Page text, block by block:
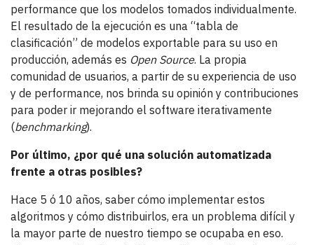
performance que los modelos tomados individualmente.
El resultado de la ejecución es una “tabla de
clasificación” de modelos exportable para su uso en
producción, además es Open Source. La propia
comunidad de usuarios, a partir de su experiencia de uso
y de performance, nos brinda su opinión y contribuciones
para poder ir mejorando el software iterativamente
(benchmarking).
Por último, ¿por qué una solución automatizada
frente a otras posibles?
Hace 5 ó 10 años, saber cómo implementar estos
algoritmos y cómo distribuirlos, era un problema difícil y
la mayor parte de nuestro tiempo se ocupaba en eso.